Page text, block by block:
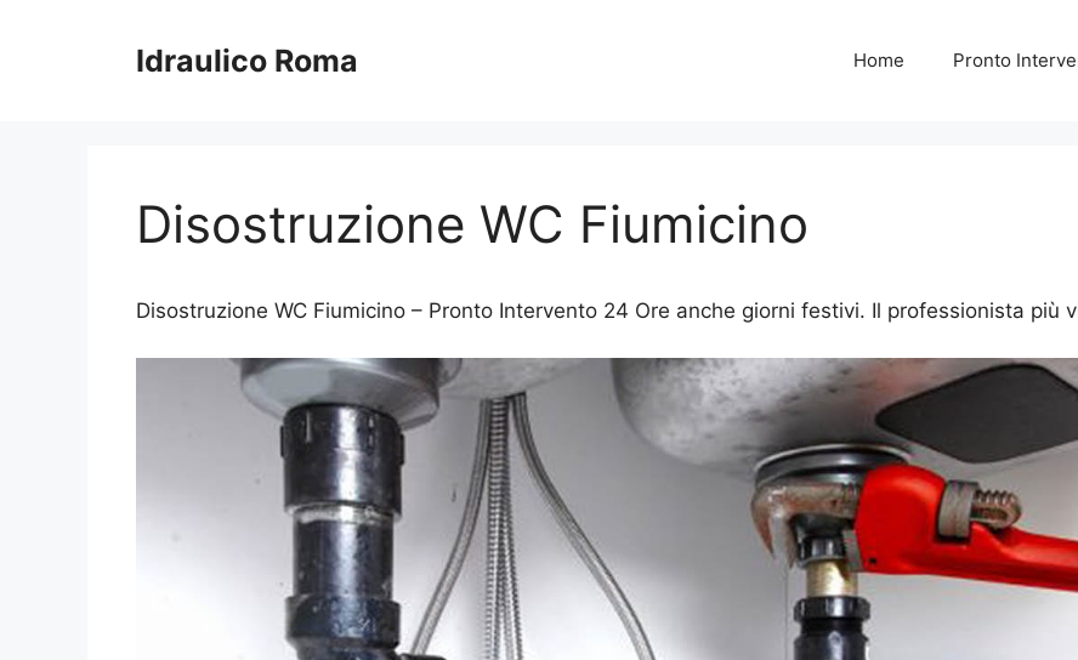
Idraulico Roma Home Pronto
Disostruzione WC Fiumicino
Disostruzione WC Fiumicino – Pronto Intervento 24 Ore anche giorni festivi. Il professionista più